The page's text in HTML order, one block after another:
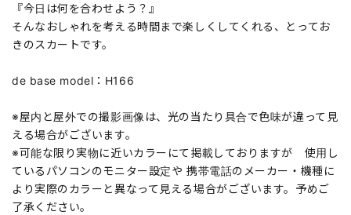
『今日は何を合わせよう？』
そんなおしゃれを考える時間まで楽しくしてくれる、とってお
きのスカートです。
de base model：H166
※屋内と屋外での撮影画像は、光の当たり具合で色味が違って見
える場合がございます。
※可能な限り実物に近いカラーにて掲載しておりますが 使用し
ているパソコンのモニター設定や 携帯電話のメーカー・機種に
より実際のカラーと異なって見える場合がございます。予めご
了承ください。